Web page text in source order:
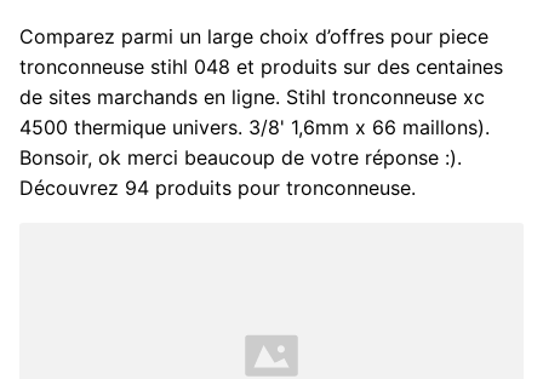
Comparez parmi un large choix d’offres pour piece
tronconneuse stihl 048 et produits sur des centaines
de sites marchands en ligne. Stihl tronconneuse xc
4500 thermique univers. 3/8' 1,6mm x 66 maillons).
Bonsoir, ok merci beaucoup de votre réponse :).
Découvrez 94 produits pour tronconneuse.